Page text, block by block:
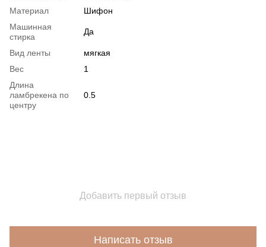
Материал
Шифон
Машинная
стирка
Да
Вид ленты
мягкая
Вес
1
Длина
ламбрекена по
центру
0.5
Добавить первый отзыв
Написать отзыв